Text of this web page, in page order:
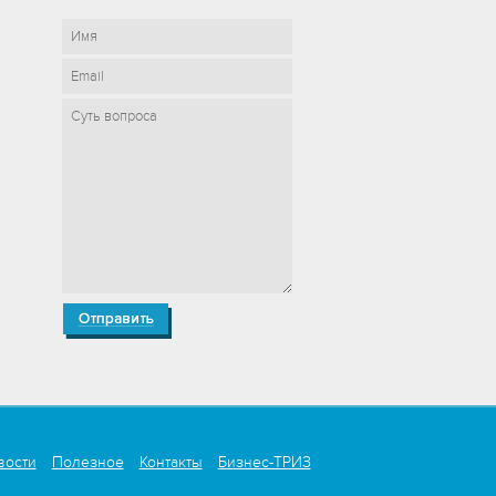
Полезное Контакты Бизнес-ТРИЗ